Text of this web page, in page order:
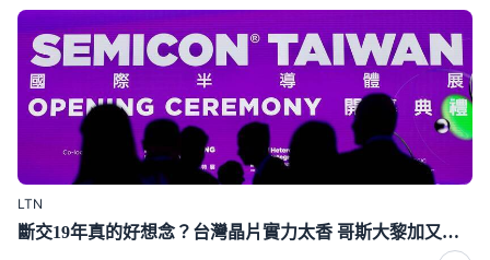
LTN
斷交19年真的好想念？台灣晶片實力太香 哥斯大黎加又要來台了